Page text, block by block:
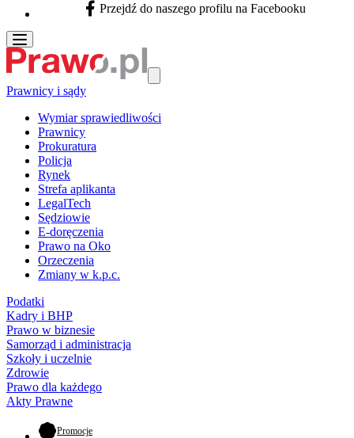
Facebook - otwiera się w nowej karcie
Przejdź do naszego profilu na Facebooku
Prawnicy i sądy
Wymiar sprawiedliwości
Prawnicy
Prokuratura
Policja
Rynek
Strefa aplikanta
LegalTech
Sędziowie
E-doręczenia
Prawo na Oko
Orzeczenia
Zmiany w k.p.c.
Podatki
Kadry i BHP
Prawo w biznesie
Samorząd i administracja
Szkoły i uczelnie
Zdrowie
Prawo dla każdego
Akty Prawne
Promocje- otwiera się w nowej karcie